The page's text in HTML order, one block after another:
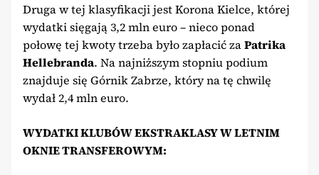
Druga w tej klasyfikacji jest Korona Kielce, której
wydatki sięgają 3,2 mln euro – nieco ponad
połowę tej kwoty trzeba było zapłacić zaPatrika
Hellebranda. Na najniższym stopniu podium
znajduje się Górnik Zabrze, który na tę chwilę
wydał 2,4 mln euro.
WYDATKI KLUBÓW EKSTRAKLASY W LETNIM
OKNIE TRANSFEROWYM: